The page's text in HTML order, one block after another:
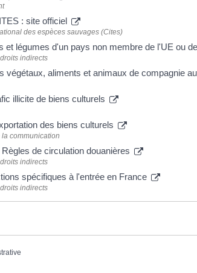
: site officiel
des espèces sauvages (Cites)
et légumes d'un pays non membre de l'UE ou
indirects
végétaux, aliments et animaux de compagnie
illicite de biens culturels
des biens culturels
communication
de circulation douanières
indirects
spécifiques à l'entrée en France
indirects